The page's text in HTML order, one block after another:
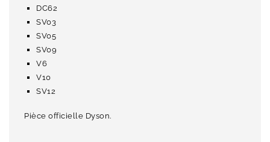
DC62
SV03
SV05
SV09
V6
V10
SV12
Pièce officielle Dyson.